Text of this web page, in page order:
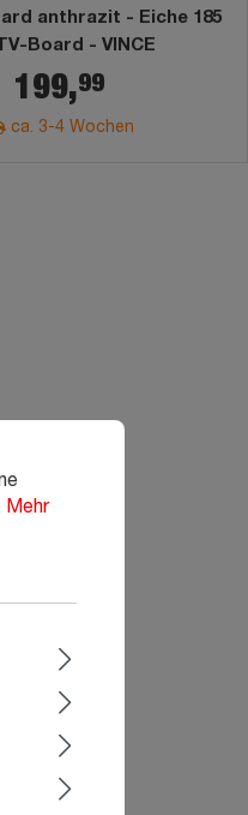
anthrazit - Eiche 185
Board - VINCE
199,99
ca. 3-4 Wochen
Mehr